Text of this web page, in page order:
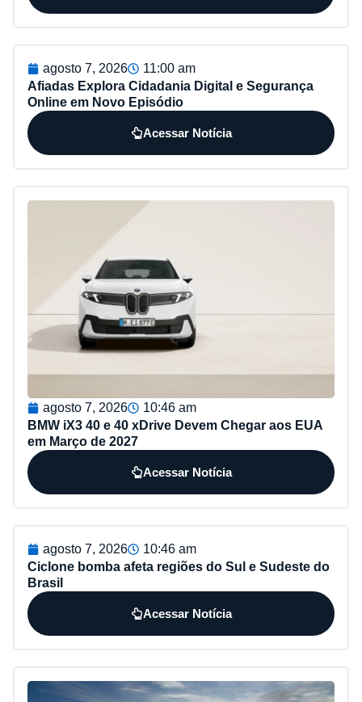
agosto 7, 2026
11:00 am
Afiadas Explora Cidadania Digital e Segurança
Online em Novo Episódio
Acessar Notícia
agosto 7, 2026
10:46 am
BMW iX3 40 e 40 xDrive Devem Chegar aos EUA
em Março de 2027
Acessar Notícia
agosto 7, 2026
10:46 am
Ciclone bomba afeta regiões do Sul e Sudeste do
Brasil
Acessar Notícia